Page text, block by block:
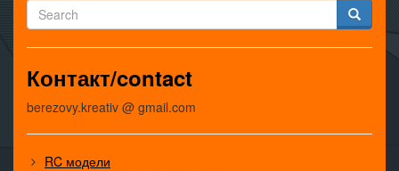
Контакт/contact
berezovy.kreativ @ gmail.com
RC модели